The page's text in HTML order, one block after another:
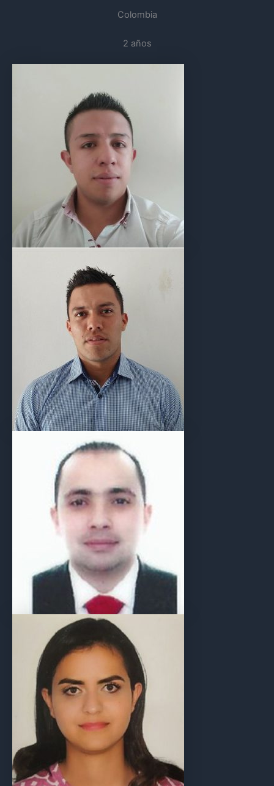
Colombia
2 años